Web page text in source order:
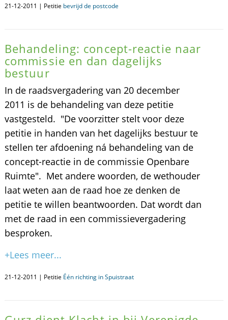
21-12-2011 | Petitie bevrijd de postcode
Behandeling: concept-reactie naar
commissie en dan dagelijks
bestuur
In de raadsvergadering van 20 december
2011 is de behandeling van deze petitie
vastgesteld. "De voorzitter stelt voor deze
petitie in handen van het dagelijks bestuur te
stellen ter afdoening ná behandeling van de
concept-reactie in de commissie Openbare
Ruimte". Met andere woorden, de wethouder
laat weten aan de raad hoe ze denken de
petitie te willen beantwoorden. Dat wordt dan
met de raad in een commissievergadering
besproken.
+Lees meer...
21-12-2011 | Petitie Één richting in Spuistraat